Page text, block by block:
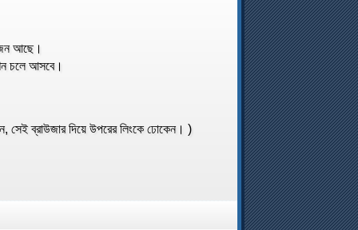
আছে।
চলে আসবে।
সেই ব্রাউজার দিয়ে উপরের লিংকে ঢোকেন। )